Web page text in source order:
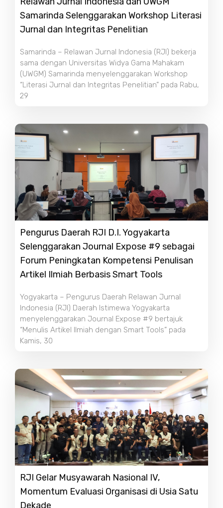
Samarinda Selenggarakan Workshop Literasi
Jurnal dan Integritas Penelitian
Samarinda – Relawan Jurnal Indonesia (RJI) bekerja
sama dengan Universitas Widya Gama Mahakam
(UWGM) Samarinda menyelenggarakan Workshop
“Literasi Jurnal dan Integritas Penelitian” pada Rabu,
29
Pengurus Daerah RJI D.I. Yogyakarta
Selenggarakan Journal Expose #9 sebagai
Forum Peningkatan Kompetensi Penulisan
Artikel Ilmiah Berbasis Smart Tools
Yogyakarta – Pengurus Daerah Relawan Jurnal
Indonesia (RJI) Daerah Istimewa Yogyakarta
menyelenggarakan Journal Expose #9 bertajuk
“Menulis Artikel Ilmiah dengan Smart Tools” pada
Kamis, 30
RJI Gelar Musyawarah Nasional IV,
Momentum Evaluasi Organisasi di Usia Satu
Dekade